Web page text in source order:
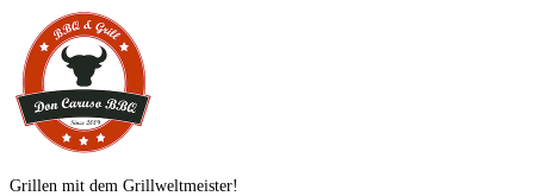
Grillen mit dem Grillweltmeister!